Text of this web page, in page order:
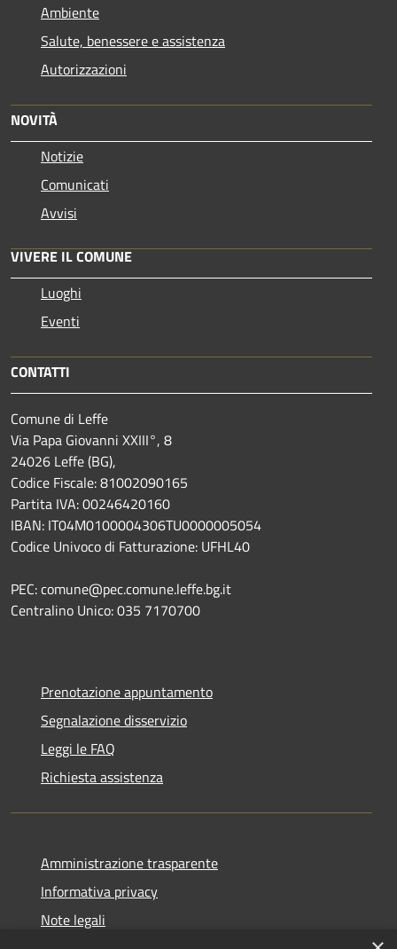
Ambiente
Salute, benessere e assistenza
Autorizzazioni
NOVITÀ
Notizie
Comunicati
Avvisi
VIVERE IL COMUNE
Luoghi
Eventi
CONTATTI
Comune di Leffe
Via Papa Giovanni XXIII°, 8
24026 Leffe (BG),
Codice Fiscale: 81002090165
Partita IVA: 00246420160
IBAN: IT04M0100004306TU0000005054
Codice Univoco di Fatturazione: UFHL40
PEC: comune@pec.comune.leffe.bg.it
Centralino Unico: 035 7170700
Prenotazione appuntamento
Segnalazione disservizio
Leggi le FAQ
Richiesta assistenza
Amministrazione trasparente
Informativa privacy
Note legali